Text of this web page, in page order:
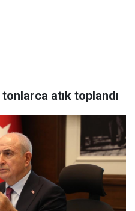
atık toplandı